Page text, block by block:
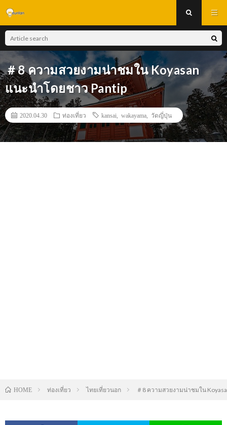
＃8 ความสวยงามน่าชมใน Koyasan
แนะนำโดยชาว Pantip
2020.04.30 ท่องเที่ยว kansai wakayama วัดญี่ปุ่น
HOME ท่องเที่ยว ไทยเที่ยวนอก ＃8 ความสวยงามน่าชมใน